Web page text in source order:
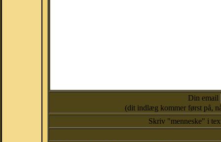
Din email
(dit indlæg kommer først på,
Skriv "menneske" i